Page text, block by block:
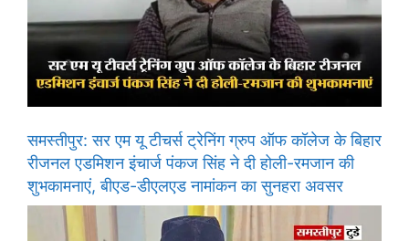
समस्तीपुर: सर एम यू टीचर्स ट्रेनिंग ग्रुप ऑफ कॉलेज के बिहार
रीजनल एडमिशन इंचार्ज पंकज सिंह ने दी होली-रमजान की
शुभकामनाएं, बीएड-डीएलएड नामांकन का सुनहरा अवसर